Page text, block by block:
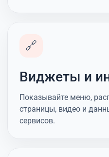
🔗
Виджеты и
Показывайте меню,
страницы, видео и
сервисов.